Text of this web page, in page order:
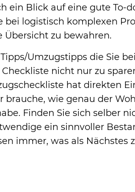
ein Blick auf eine gute
bei logistisch komplexen
zu bewahren.
Umzugstipps die Sie
nicht nur zu
hat direkten
brauche, wie genau der
Finden Sie sich selber
ein sinnvoller
immer, was als